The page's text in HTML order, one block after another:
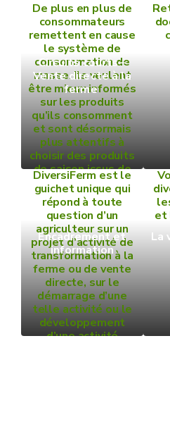
Circuits courts –
Vente directe à la
ferme
De plus en plus de
consommateurs
remettent en cause
le système de
consommation de
masse. Ils veulent
être mieux informés
sur les produits
qu’ils consomment
et sont désormais
plus attentifs à
choisir des produits
de saison issus de
leur région. Certains
souhaitent donner
un sens social et
équitable à leur
alimentation.
Encadrement et
information
DiversiFerm est le
guichet unique qui
répond à toute
question d’un
agriculteur sur un
projet d’activité de
transformation à la
ferme ou de vente
directe, sur le
démarrage d’une
telle activité ou le
développement
d’une activité
La
et